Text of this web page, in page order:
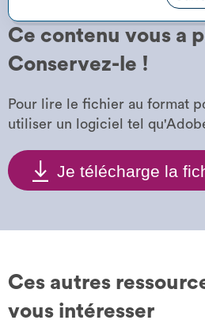
Ce contenu vous a
Conservez-le !
Pour lire le fichier au format
utiliser un logiciel tel
Je télécharge la
Ces autres
vous intéresser